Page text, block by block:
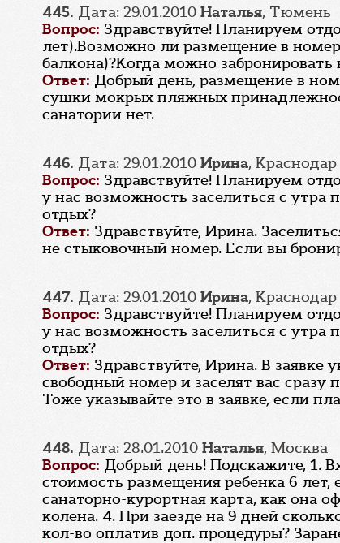
445. Дата: 29.01.2010 Наталья, Тюмень
Вопрос: Здравствуйте! Планируем
лет).Возможно ли размещение в
балкона)?Когда можно
Ответ: Добрый день, размещение в
сушки мокрых пляжных
санатории нет.
446. Дата: 29.01.2010 Ирина, Краснодар
Вопрос: Здравствуйте! Планируем
у нас возможность заселиться с
отдых?
Ответ: Здравствуйте, Ирина.
не стыковочный номер. Если вы
447. Дата: 29.01.2010 Ирина, Краснодар
Вопрос: Здравствуйте! Планируем
у нас возможность заселиться с
отдых?
Ответ: Здравствуйте, Ирина. В заявке
свободный номер и заселят вас
Тоже указывайте это в заявке, если
448. Дата: 28.01.2010 Наталья, Москва
Вопрос: Добрый день! Подскажите, 1.
стоимость размещения ребенка 6 лет,
санаторно-курортная карта, как она
колена. 4. При заезде на 9 дней
кол-во оплатив доп. процедуры?